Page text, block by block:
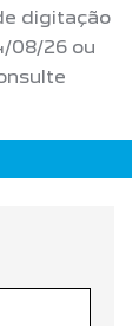
digitação
08/26 ou